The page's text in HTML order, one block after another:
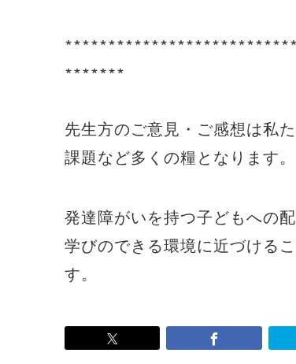
∗∗∗∗∗∗∗
先生方のご意見・ご感想は私
課題など多くの糧となります。
発達障がいを持つ子どもへの
学びのできる環境に近づける
す。